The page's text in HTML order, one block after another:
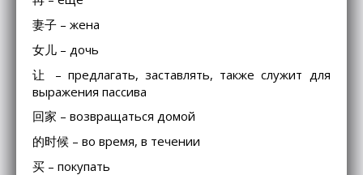
妻子 – жена
女儿 – дочь
让 – предлагать, заставлять, также служит для
выражения пассива
回家 – возвращаться домой
的时候 – во время, в течении
买 – покупать